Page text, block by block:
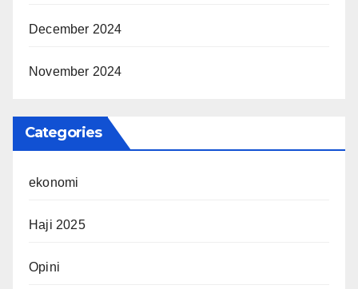
December 2024
November 2024
Categories
ekonomi
Haji 2025
Opini